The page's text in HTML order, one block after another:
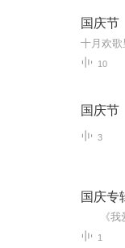
国庆节
10
国庆节
3
国庆专
1